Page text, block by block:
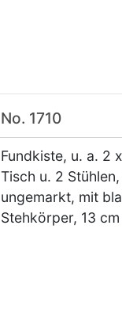
No. 1710
Fundkiste, u. a. 2
Tisch u. 2
ungemarkt, mit
Stehkörper, 13